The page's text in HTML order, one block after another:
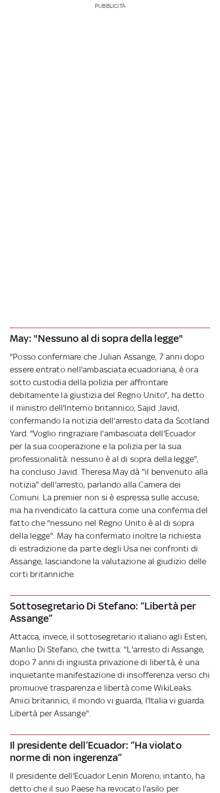
PUBBLICITÀ
May: "Nessuno al di sopra della legge"
"Posso confermare che Julian Assange, 7 anni dopo
essere entrato nell'ambasciata ecuadoriana, è ora
sotto custodia della polizia per affrontare
debitamente la giustizia del Regno Unito", ha detto
il ministro dell'Interno britannico, Sajid Javid,
confermando la notizia dell'arresto data da Scotland
Yard. "Voglio ringraziare l'ambasciata dell'Ecuador
per la sua cooperazione e la polizia per la sua
professionalità: nessuno è al di sopra della legge",
ha concluso Javid. Theresa May dà "il benvenuto alla
notizia" dell'arresto, parlando alla Camera dei
Comuni. La premier non si è espressa sulle accuse,
ma ha rivendicato la cattura come una conferma del
fatto che "nessuno nel Regno Unito è al di sopra
della legge". May ha confermato inoltre la richiesta
di estradizione da parte degli Usa nei confronti di
Assange, lasciandone la valutazione al giudizio delle
corti britanniche.
Sottosegretario Di Stefano: “Libertà per
Assange”
Attacca, invece, il sottosegretario italiano agli Esteri,
Manlio Di Stefano, che twitta: "L'arresto di Assange,
dopo 7 anni di ingiusta privazione di libertà, è una
inquietante manifestazione di insofferenza verso chi
promuove trasparenza e libertà come WikiLeaks.
Amici britannici, il mondo vi guarda, l'Italia vi guarda.
Libertà per Assange".
Il presidente dell’Ecuador: “Ha violato
norme di non ingerenza”
Il presidente dell'Ecuador Lenin Moreno, intanto, ha
detto che il suo Paese ha revocato l'asilo per